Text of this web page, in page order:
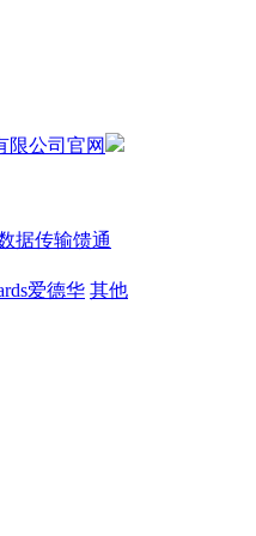
据传输馈通
爱德华 其他